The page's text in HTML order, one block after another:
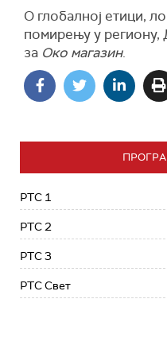
О глобалној етици,
помирењу у региону,
за Око магазин.
РТС 1
РТС 2
РТС 3
РТС Свет